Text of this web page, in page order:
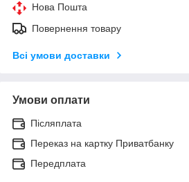
Нова Пошта
Повернення товару
Всі умови доставки
Умови оплати
Післяплата
Переказ на картку Приватбанку
Передплата